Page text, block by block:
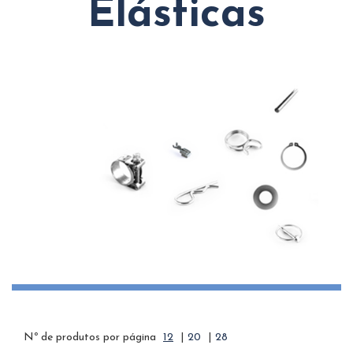
Elásticas
Nº de produtos por página 12 20 28